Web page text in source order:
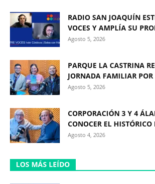
RADIO SAN JOAQUÍN
VOCES Y AMPLÍA SU
Agosto 5, 2026
PARQUE LA CASTRINA
JORNADA FAMILIAR
Agosto 5, 2026
CORPORACIÓN 3 Y 4
CONOCER EL HISTÓRICO
Agosto 4, 2026
LOS MÁS LEÍDO